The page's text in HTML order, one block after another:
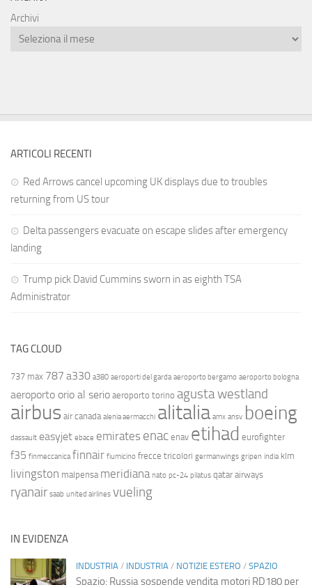
Archivi
ARTICOLI RECENTI
Red Arrows cancel upcoming UK displays due to troubles
returning from US tour
Delta passengers evacuate on escape slides after emergency
landing
Trump pick David Cummins sworn in as eighth TSA
Administrator
TAG CLOUD
737 max 787 a330 a380 aeroporti del garda aeroporto bergamo aeroporto bologna
aeroporto orio al serio aeroporto torino agusta westland
airbus air canada alenia aermacchi alitalia amx ansv boeing
dassault easyjet ebace emirates enac enav etihad eurofighter
f35 finmeccanica finnair fiumicino frecce tricolori germanwings gripen india klm
livingston malpensa meridiana nato pc-24 pilatus qatar airways
ryanair saab united airlines vueling
IN EVIDENZA
INDUSTRIA / INDUSTRIA / NOTIZIE ESTERO / SPAZIO
Spazio: Russia sospende vendita motori RD180 per